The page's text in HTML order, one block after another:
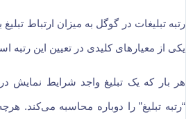
یکی از معیارهای کلیدی در تعیین این رتبه
هر بار که یک تبلیغ واجد شرایط